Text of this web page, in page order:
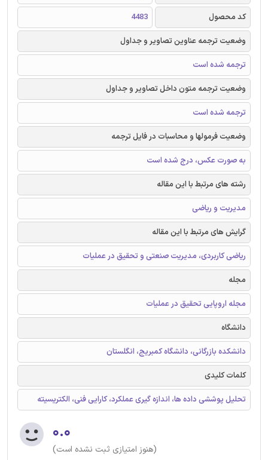
کد محصول
4483
وضعیت ترجمه عناوین تصاویر و جداول
ترجمه شده است
وضعیت ترجمه متون داخل تصاویر و جداول
ترجمه شده است
وضعیت فرمولها و محاسبات در فایل ترجمه
به صورت عکس، درج شده است
رشته های مرتبط با این مقاله
مدیریت و ریاضی
گرایش های مرتبط با این مقاله
ریاضی کاربردی، مدیریت صنعتی و تحقیق در عملیات
مجله
مجله اروپایی تحقیق در عملیات
دانشگاه
دانشکده بازرگانی، دانشگاه کمبریج، انگلستان
کلمات کلیدی
تحلیل پوششی داده ها، اندازه گیری عملکرد، کارایی فنی، الکتریسیته
۰.۰
(هنوز امتیازی ثبت نشده است)